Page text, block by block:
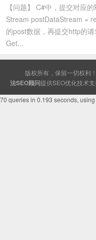
【问题】 C#中，提交对应
Stream postDataStream =
的post数据，再提交http的
Get...
版权所有，保留一切权利
法SEO顾问提供SEO优化技术
70 queries in 0.193 seconds,